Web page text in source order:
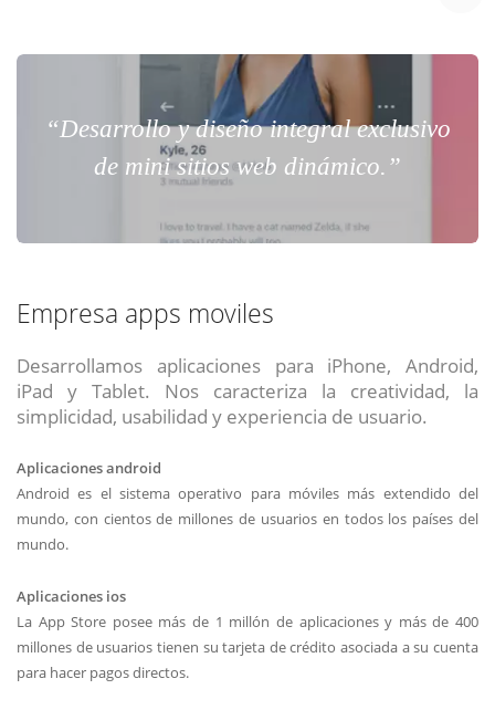
“Desarrollo y diseño integral exclusivo
de mini sitios web dinámico.”
Empresa apps moviles
Desarrollamos aplicaciones para iPhone, Android,
iPad y Tablet. Nos caracteriza la creatividad, la
simplicidad, usabilidad y experiencia de usuario.
Aplicaciones android
Android es el sistema operativo para móviles más extendido del
mundo, con cientos de millones de usuarios en todos los países del
mundo.
Aplicaciones ios
La App Store posee más de 1 millón de aplicaciones y más de 400
millones de usuarios tienen su tarjeta de crédito asociada a su cuenta
para hacer pagos directos.